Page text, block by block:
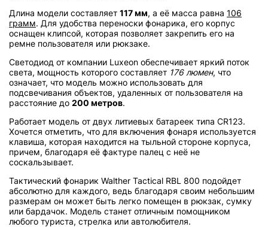
Длина модели составляет 117 мм, а её масса равна 106
грамм. Для удобства переноски фонарика, его корпус
оснащен клипсой, которая позволяет закрепить его на
ремне пользователя или рюкзаке.
Светодиод от компании Luxeon обеспечивает яркий поток
света, мощность которого составляет 176 люмен, что
означает, что модель можно использовать для
подсвечивания объектов, удаленных от пользователя на
расстояние до 200 метров.
Работает модель от двух литиевых батареек типа CR123.
Хочется отметить, что для включения фонаря используется
клавиша, которая находится на тыльной стороне корпуса,
причем, благодаря её фактуре палец с неё не
соскальзывает.
Тактический фонарик Walther Tactical RBL 800 подойдет
абсолютно для каждого, ведь благодаря своим небольшим
размерам он может быть легко помещен в рюкзак, сумку
или бардачок. Модель станет отличным помощником
любого туриста, стрелка или автолюбителя.